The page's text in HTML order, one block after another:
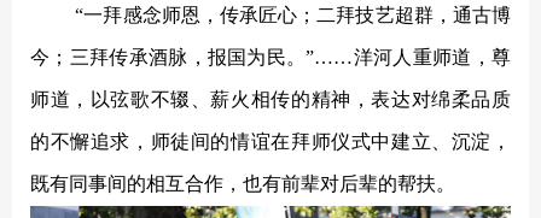
“一拜感念师恩，传承匠心；二拜技艺超群，通古博
今；三拜传承酒脉，报国为民。”……洋河人重师道，尊
师道，以弦歌不辍、薪火相传的精神，表达对绵柔品质
的不懈追求，师徒间的情谊在拜师仪式中建立、沉淀，
既有同事间的相互合作，也有前辈对后辈的帮扶。